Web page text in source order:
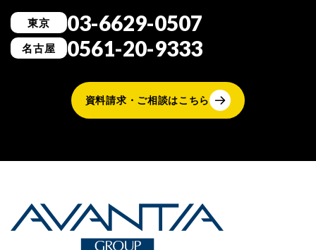
東京 03-6629-0507
名古屋 0561-20-9333
資料請求・ご相談はこちら